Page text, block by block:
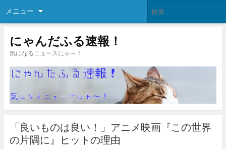
メニュー
にゃんだふる速報！
気になるニュースにゃ～！
「良いものは良い！」アニメ映画『この世界
の片隅に』ヒットの理由